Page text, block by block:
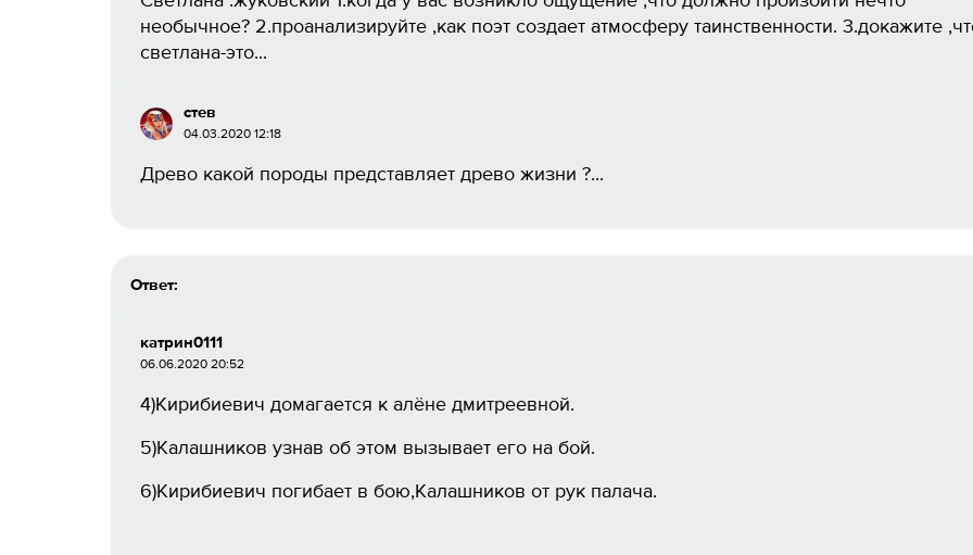
необычное? 2.проанализируйте ,как поэт создает атмосферу таинственности. 3.докажите
светлана-это...
стев
04.03.2020 12:18
Древо какой породы представляет древо жизни ?...
Ответ:
катрин0111
06.06.2020 20:52
4)Кирибиевич домагается к алёне дмитреевной.
5)Калашников узнав об этом вызывает его на бой.
6)Кирибиевич погибает в бою,Калашников от рук палача.